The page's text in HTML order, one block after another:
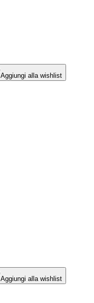
Aggiungi alla wishlist
Aggiungi alla wishlist